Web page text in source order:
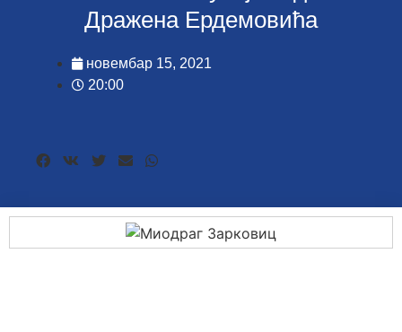
Дражена Ердемовића
новембар 15, 2021
20:00